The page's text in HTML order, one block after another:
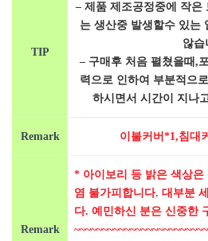
TIP
– 제품 제조공정중에 작은
는 생산중 발생할수 있는
않습
– 구매후 처음 펼쳤을때,
력으로 인하여 부분적으
하시면서 시간이 지나
Remark 이불커버*1,침대
Remark
* 아이보리 등 밝은 색상
염 불가피합니다. 대부분
다. 예민하신 분은 신중한